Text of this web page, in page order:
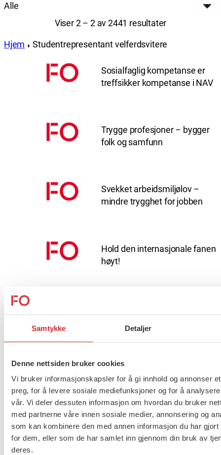
Samtykke Detaljer
Denne nettsiden bruker cookies
Vi bruker informasjonskapsler for å gi innhold og annonser
preg, for å levere sosiale mediefunksjoner og for å
vår. Vi deler dessuten informasjon om hvordan du bruker
med partnerne våre innen sosiale medier, annonsering og
som kan kombinere den med annen informasjon du har gjort
for dem, eller som de har samlet inn gjennom din bruk av
deres.
Alle
Viser 2 – 2 av 2441 resultater
Hjem Studentrepresentant velferdsvitere
Sosialfaglig kompetanse er
treffsikker kompetanse i NAV
Trygge profesjoner – bygger
folk og samfunn
Svekket arbeidsmiljølov –
mindre trygghet for jobben
Hold den internasjonale fanen
høyt!
Vi skal stå opp for trygghet og
har en jobb å gjøre
Kvisvik og Faugli gjenvalgt